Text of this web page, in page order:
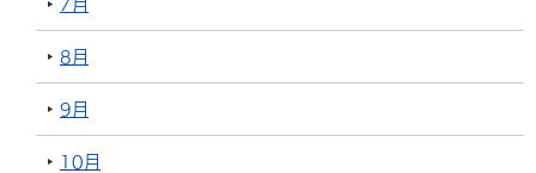
7月
8月
9月
10月